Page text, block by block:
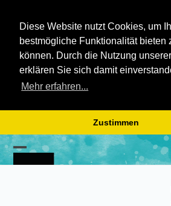
Diese Website nutzt Cookies, um
bestmögliche Funktionalität bieten
können. Durch die Nutzung
erklären Sie sich damit
Mehr erfahren...
Zustimmen
Skip
to
content
Open
Close